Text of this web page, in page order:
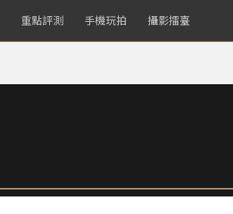
重點評測 手機玩拍 攝影擂臺